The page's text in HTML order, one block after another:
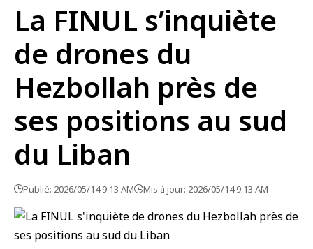
La FINUL s’inquiète
de drones du
Hezbollah près de
ses positions au sud
du Liban
Publié: 2026/05/14 9:13 AM Mis à jour: 2026/05/14 9:13 AM